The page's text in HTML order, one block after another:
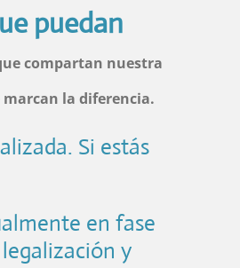
puedan
compartan nuestra
la diferencia.
Si estás
en fase
y